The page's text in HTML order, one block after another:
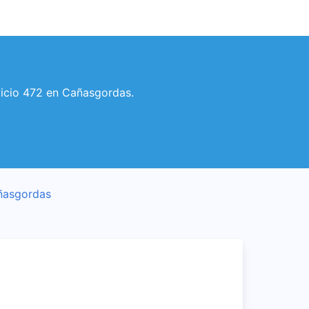
472 en Cañasgordas.